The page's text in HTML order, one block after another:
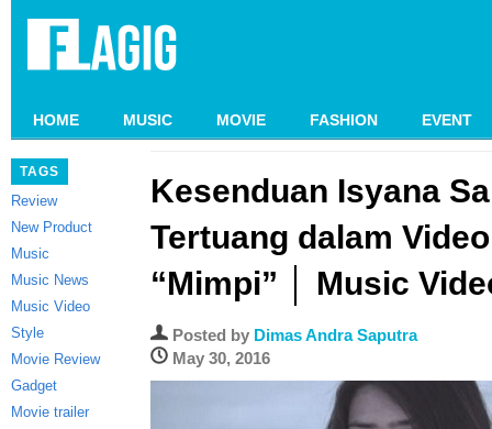
HOME MUSIC MOVIE FASHION EVENT
TAGS
Review
New Product
Music
Music News
Music Video
Style
Movie Review
Gadget
Movie trailer
Kesenduan Isyana
Tertuang dalam
“Mimpi” │ Music
Posted by Dimas Andra Saputra
May 30, 2016